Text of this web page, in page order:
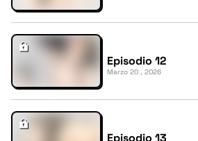
Episodio 12
Marzo 20 , 2026
Episodio 13